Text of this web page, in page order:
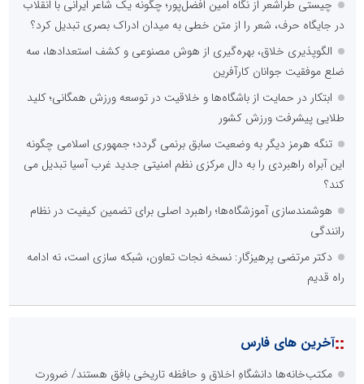
چیستی طراشعر از نگاه امین افضل‌پور؛ چگونه یک شاعر ایرانی با انقلاب
در جایگاه حرف، شعر را از متن خطی به میدان ادراک بصری تبدیل کرد؟
الگوپذیری خلاق، بهره‌گیری از هوش مصنوعی و کشف استعدادها، سه
ضلع موفقیت جوانان کارآفرین
ابتکار در حمایت از باشگاه‌ها و خلاقیت در توسعه ورزش همگانی؛ کلید
طلایی پیشرفت ورزش کشور
تنگه هرمز دیگر به وضعیت سابق برنمی گردد؛ جمهوری اسلامی چگونه
این آبراه راهبردی را به دال مرکزی نظم امنیتی جدید غرب آسیا تبدیل می
کند؟
هوشمندسازی آموزشگاه‌ها؛ راهبرد اصلی برای تضمین کیفیت در نظام
رانندگی
دکتر مرتضی پرهیزگار: نسخه نجات تعاون، شبکه سازی است، نه ادامه
راه قدیم
::آخرین های فارس
مکتب‌خانه‌ها دانشگاهِ اخلاق و حافظه تاریخی بافق هستند/ ضرورت